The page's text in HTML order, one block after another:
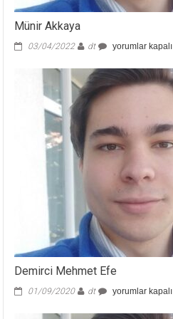
Münir Akkaya
03/04/2022 dt
Münir
için
yorumlar kapalı
Demirci Mehmet Efe
01/09/2020 dt
Demirci
Efe
yorumlar kapalı